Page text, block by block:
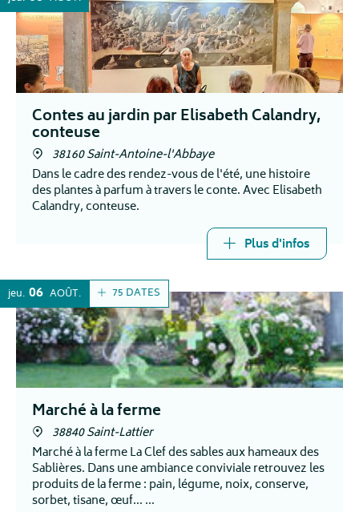
Contes au jardin par Elisabeth Calandry,
conteuse
38160 Saint-Antoine-l'Abbaye
Dans le cadre des rendez-vous de l'été, une histoire
des plantes à parfum à travers le conte. Avec Elisabeth
Calandry, conteuse.
Plus d'infos
75 DATES
jeu. 06 AOÛT
Marché à la ferme
38840 Saint-Lattier
Marché à la ferme La Clef des sables aux hameaux des
Sablières. Dans une ambiance conviviale retrouvez les
produits de la ferme : pain, légume, noix, conserve,
sorbet, tisane, œuf…